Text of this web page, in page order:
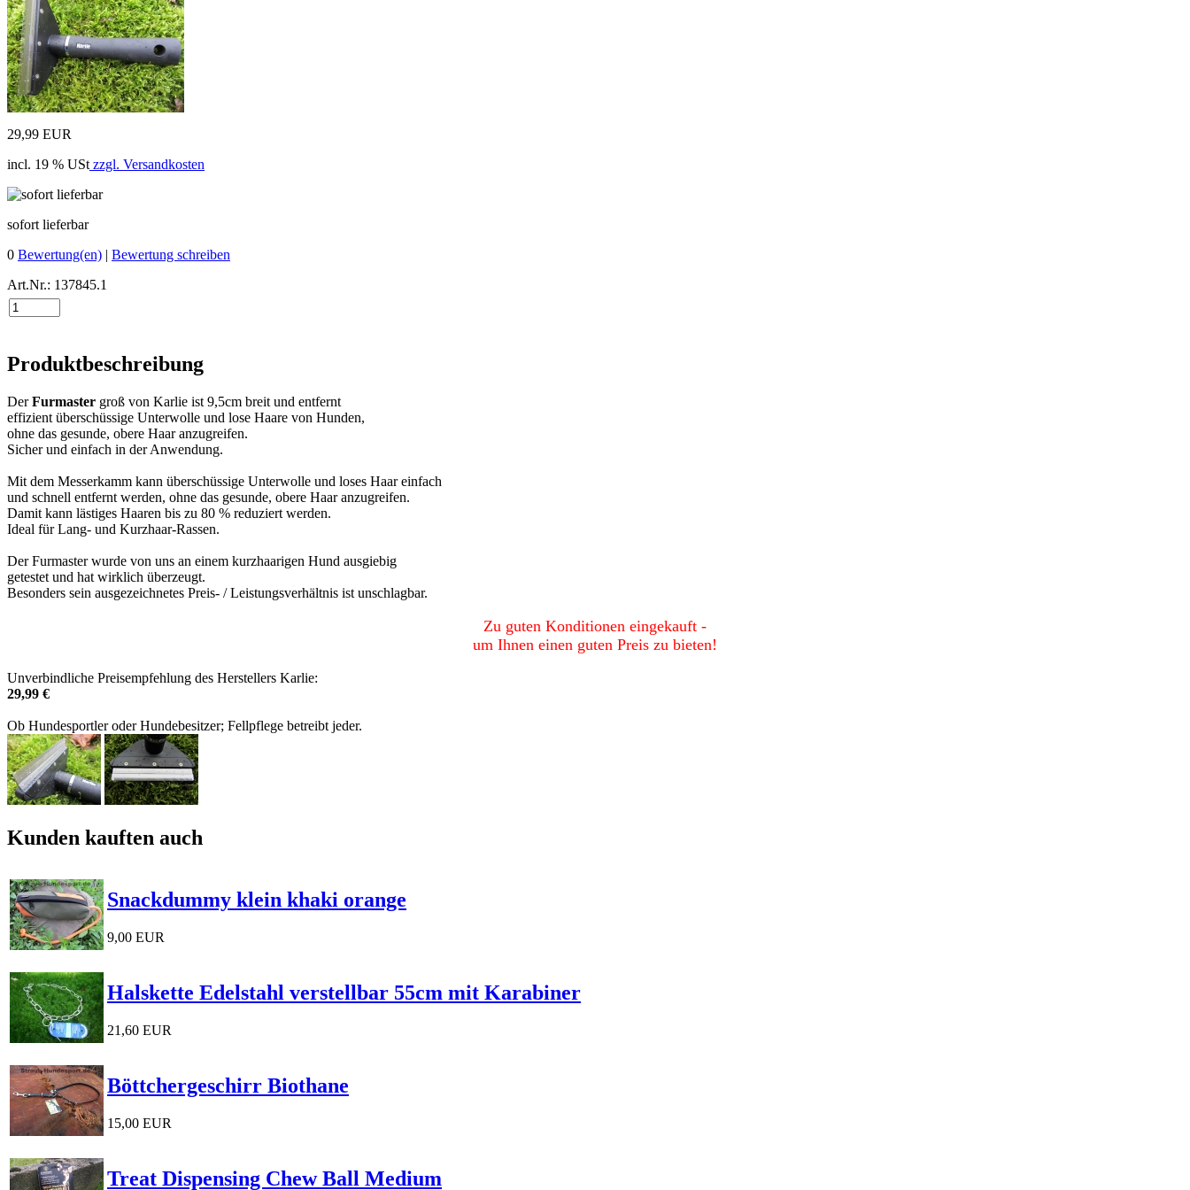
29,99 EUR
incl. 19 % USt zzgl. Versandkosten
sofort lieferbar
0 Bewertung(en) | Bewertung schreiben
Art.Nr.: 137845.1
Produktbeschreibung
DerFurmaster groß von Karlie ist 9,5cm breit und entfernt
effizient überschüssige Unterwolle und lose Haare von Hunden,
ohne das gesunde, obere Haar anzugreifen.
Sicher und einfach in der Anwendung.
Mit dem Messerkamm kann überschüssige Unterwolle und loses Haar einfach
und schnell entfernt werden, ohne das gesunde, obere Haar anzugreifen.
Damit kann lästiges Haaren bis zu 80 % reduziert werden.
Ideal für Lang- und Kurzhaar-Rassen.
Der Furmaster wurde von uns an einem kurzhaarigen Hund ausgiebig
getestet und hat wirklich überzeugt.
Besonders sein ausgezeichnetes Preis- / Leistungsverhältnis ist unschlagbar.
Zu guten Konditionen eingekauft -
um Ihnen einen guten Preis zu bieten!
Unverbindliche Preisempfehlung des Herstellers Karlie:
29,99 €
Ob Hundesportler oder Hundebesitzer; Fellpflege betreibt jeder.
Kunden kauften auch
Snackdummy klein khaki orange
9,00 EUR
Halskette Edelstahl verstellbar 55cm mit Karabiner
21,60 EUR
Böttchergeschirr Biothane
15,00 EUR
Treat Dispensing Chew Ball Medium